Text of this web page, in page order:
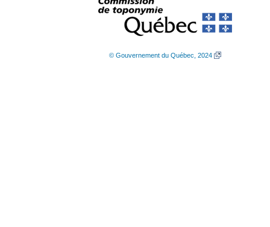
© Gouvernement du Québec, 2024